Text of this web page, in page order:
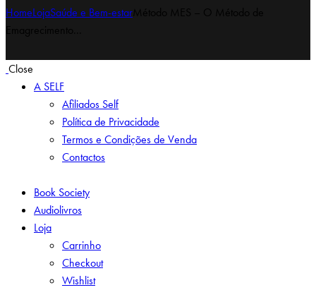
HomeLojaSaúde e Bem-estar
Close
A SELF
Afiliados Self
Política de Privacidade
Termos e Condições de Venda
Contactos
Book Society
Audiolivros
Loja
Carrinho
Checkout
Wishlist